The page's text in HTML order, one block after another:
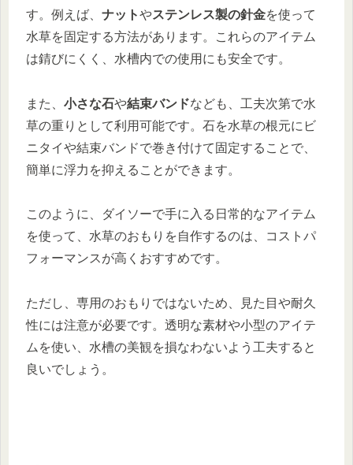
す。例えば、 ナットやステンレス製の針金を使って
水草を固定する方法があります。これらのアイテム
は錆びにくく、水槽内での使用にも安全です。
また、 小さな石や結束バンドなども、工夫次第で水
草の重りとして利用可能です。石を水草の根元にビ
ニタイや結束バンドで巻き付けて固定することで、
簡単に浮力を抑えることができます。
このように、ダイソーで手に入る日常的なアイテム
を使って、水草のおもりを自作するのは、コストパ
フォーマンスが高くおすすめです。
ただし、専用のおもりではないため、見た目や耐久
性には注意が必要です。透明な素材や小型のアイテ
ムを使い、水槽の美観を損なわないよう工夫すると
良いでしょう。